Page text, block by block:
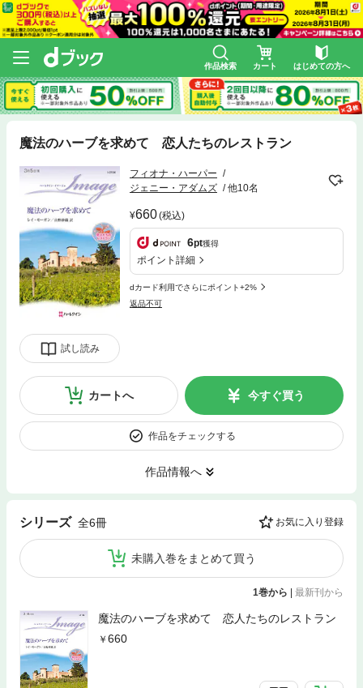
作品検索 カート はじめての方へ
魔法のハーブを求めて 恋人たちのレストラン
試し読み
フィオナ・ハーパー
ジェニー・アダムズ
他10名
660(税込)
6pt獲得
ポイント詳細
dカード利用でさらにポイント+2%
返品不可
カートへ 今すぐ買う
作品をチェックする
作品情報へ
シリーズ 全6冊 お気に入り登録
未購入巻をまとめて買う
1巻から | 最新刊から
魔法のハーブを求めて 恋人たちのレストラン
660